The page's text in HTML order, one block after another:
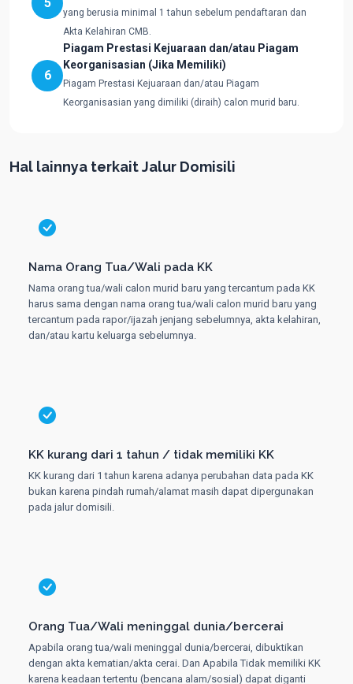
yang berusia minimal 1 tahun sebelum pendaftaran dan
Akta Kelahiran CMB.
6
Piagam Prestasi Kejuaraan dan/atau Piagam
Keorganisasian (Jika Memiliki)
Piagam Prestasi Kejuaraan dan/atau Piagam
Keorganisasian yang dimiliki (diraih) calon murid baru.
Hal lainnya terkait Jalur Domisili
Nama Orang Tua/Wali pada KK
Nama orang tua/wali calon murid baru yang tercantum pada KK
harus sama dengan nama orang tua/wali calon murid baru yang
tercantum pada rapor/ijazah jenjang sebelumnya, akta kelahiran,
dan/atau kartu keluarga sebelumnya.
KK kurang dari 1 tahun / tidak memiliki KK
KK kurang dari 1 tahun karena adanya perubahan data pada KK
bukan karena pindah rumah/alamat masih dapat dipergunakan
pada jalur domisili.
Orang Tua/Wali meninggal dunia/bercerai
Apabila orang tua/wali meninggal dunia/bercerai, dibuktikan
dengan akta kematian/akta cerai. Dan Apabila Tidak memiliki KK
karena keadaan tertentu (bencana alam/sosial) dapat diganti